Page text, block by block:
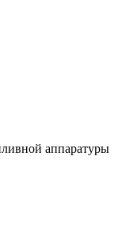
аппаратуры